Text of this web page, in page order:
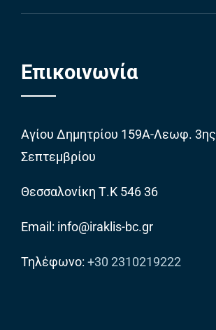
Επικοινωνία
Αγίου Δημητρίου 159Α-Λεωφ. 3ης
Σεπτεμβρίου
Θεσσαλονίκη Τ.Κ 546 36
Email: info@iraklis-bc.gr
Τηλέφωνο: +30 2310219222